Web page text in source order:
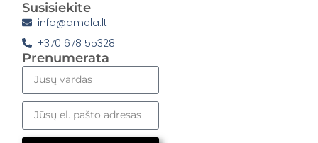
Susisiekite
info@amela.lt
+370 678 55328
Prenumerata